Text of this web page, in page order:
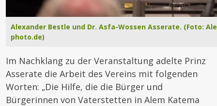
Alexander Bestle und Dr. Asfa-Wossen Asserate. (Foto:
photo.de)
Im Nachklang zu der Veranstaltung adelte Prinz
Asserate die Arbeit des Vereins mit folgenden
Worten: „Die Hilfe, die die Bürger und
Bürgerinnen von Vaterstetten in Alem Katema